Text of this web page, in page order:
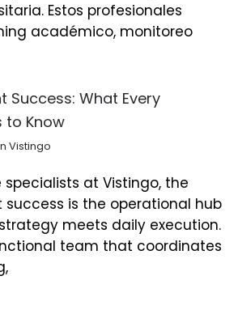
Estos profesionales
académico, monitoreo
Success: What Every
to Know
Vistingo
at Vistingo, the
is the operational hub
meets daily execution.
team that coordinates